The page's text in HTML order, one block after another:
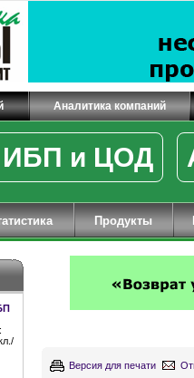
Аналитика компаний
ИБП и ЦОД
Продукты
Версия для печати